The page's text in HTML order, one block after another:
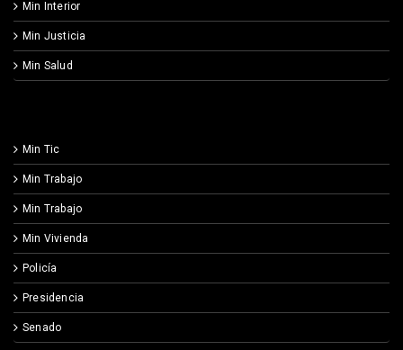
Min Interior
Min Justicia
Min Salud
Min Tic
Min Trabajo
Min Trabajo
Min Vivienda
Policía
Presidencia
Senado